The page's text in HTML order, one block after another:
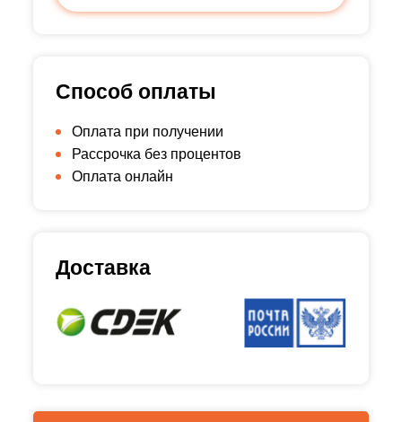
Способ оплаты
Оплата при получении
Рассрочка без процентов
Оплата онлайн
Доставка